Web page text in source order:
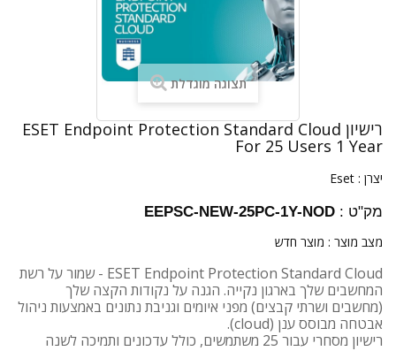
תצוגה מוגדלת
רישיון ESET Endpoint Protection Standard Cloud
For 25 Users 1 Year
יצרן : Eset
מק"ט : EEPSC-NEW-25PC-1Y-NOD
מצב מוצר : מוצר חדש
ESET Endpoint Protection Standard Cloud - שמור על רשת
המחשבים שלך בארגון נקייה. הגנה על נקודות הקצה שלך
(מחשבים ושרתי קבצים) מפני איומים וגניבת נתונים באמצעות ניהול
אבטחה מבוסס ענן (cloud).
רישיון מסחרי עבור 25 משתמשים, כולל עדכונים ותמיכה לשנה